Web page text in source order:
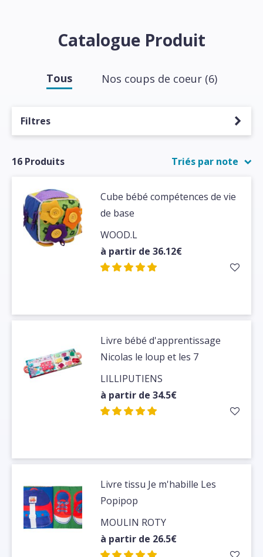
Catalogue Produit
Tous Nos coups de coeur (6)
Filtres
16 Produits Triés par note
Cube bébé compétences de vie
de base
WOOD.L
à partir de 36.12€
Livre bébé d'apprentissage
Nicolas le loup et les 7
chevreaux
LILLIPUTIENS
à partir de 34.5€
Livre tissu Je m'habille Les
Popipop
MOULIN ROTY
à partir de 26.5€